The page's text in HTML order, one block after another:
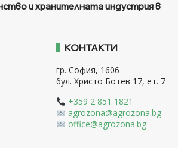
и хранителната индустрия в
КОНТАКТИ
гр. София, 1606
бул. Христо Ботев 17, ет. 7
+359 2 851 1821
agrozona@agrozona.bg
office@agrozona.bg